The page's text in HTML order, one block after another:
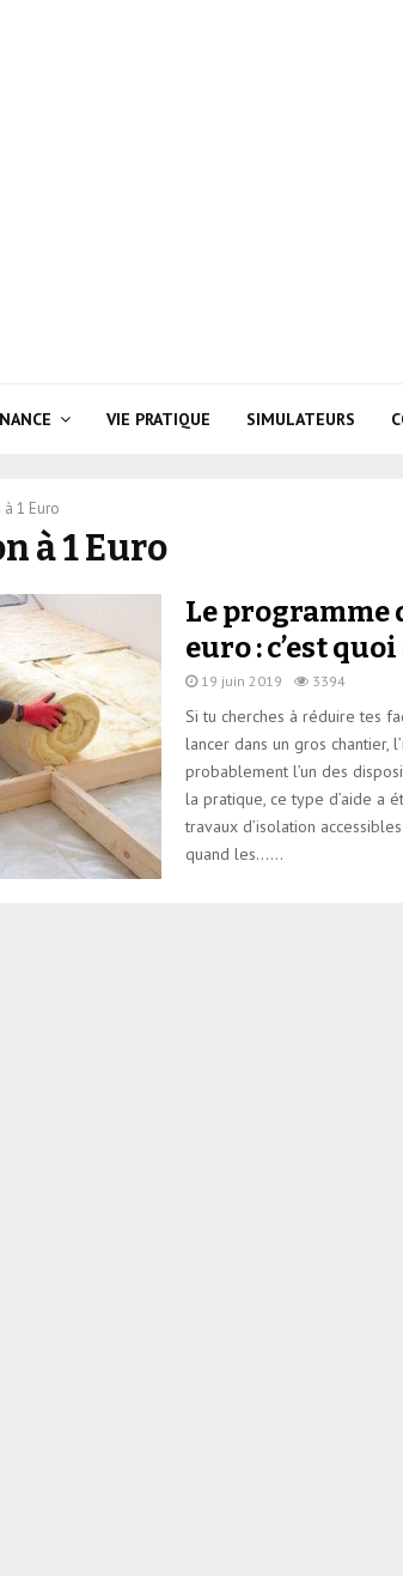
VIE PRATIQUE SIMULATEURS
1 Euro
à 1 Euro
Le programme
euro : c’est
19 juin 2019 3394
Si tu cherches à réduire tes
lancer dans un gros chantier,
probablement l’un des
la pratique, ce type d’aide a
travaux d’isolation
quand les......